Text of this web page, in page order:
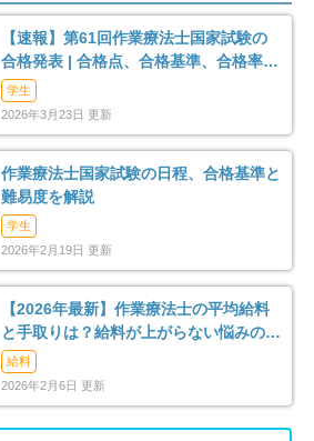
【速報】第61回作業療法士国家試験の
合格発表 | 合格点、合格基準、合格率
（2026年）
学生
2026年3月23日 更新
作業療法士国家試験の日程、合格基準と
難易度を解説
学生
2026年2月19日 更新
【2026年最新】作業療法士の平均給料
と手取りは？給料が上がらない悩みの解
消法まで解説
給料
2026年2月6日 更新